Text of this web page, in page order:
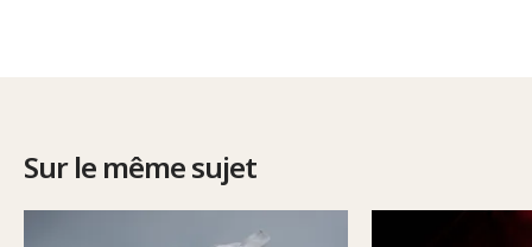
Sur le même sujet